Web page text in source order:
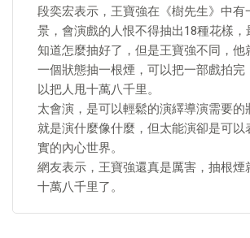
段奕宏表示，王寶強在《樹先生》中有
景，會演戲的人恨不得抽出18種花樣，
知道怎麼抽好了，但是王寶強不同，他
一個狀態抽一根煙，可以把一部戲拍完
以把人甩十萬八千里。
太會演，是可以輕鬆的演繹導演需要的
就是演什麼像什麼，但太能演卻是可以
實的內心世界。
網友表示，王寶強還真是厲害，抽根煙
十萬八千里了。